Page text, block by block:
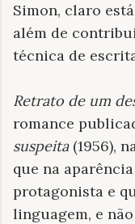
Simon, claro
além de
técnica de
Retrato de um
romance
suspeita(1956),
que na
protagonista e
linguagem, e